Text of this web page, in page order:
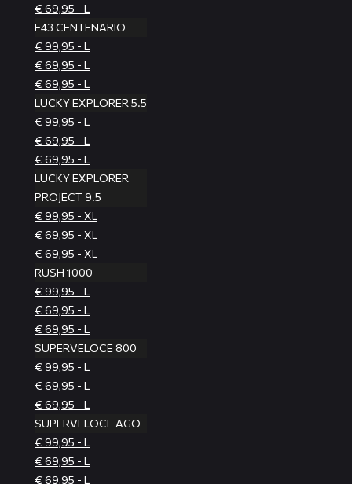
€ 69,95 - L
F43 CENTENARIO
€ 99,95 - L
€ 69,95 - L
€ 69,95 - L
LUCKY EXPLORER 5.5
€ 99,95 - L
€ 69,95 - L
€ 69,95 - L
LUCKY EXPLORER
PROJECT 9.5
€ 99,95 - XL
€ 69,95 - XL
€ 69,95 - XL
RUSH 1000
€ 99,95 - L
€ 69,95 - L
€ 69,95 - L
SUPERVELOCE 800
€ 99,95 - L
€ 69,95 - L
€ 69,95 - L
SUPERVELOCE AGO
€ 99,95 - L
€ 69,95 - L
€ 69,95 - L